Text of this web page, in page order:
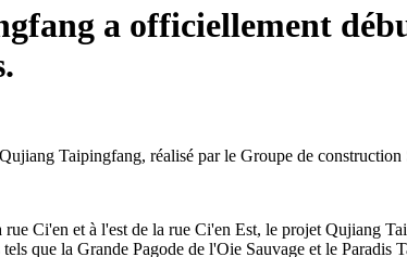
a officiellement
Taipingfang, réalisé par le Groupe de
Ci'en et à l'est de la rue Ci'en Est, le projet Qujiang
que la Grande Pagode de l'Oie Sauvage et le